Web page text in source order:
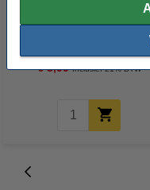
Melitta Anti-Calc vloeibare
€ 3,99 Inclusief 21% BTW